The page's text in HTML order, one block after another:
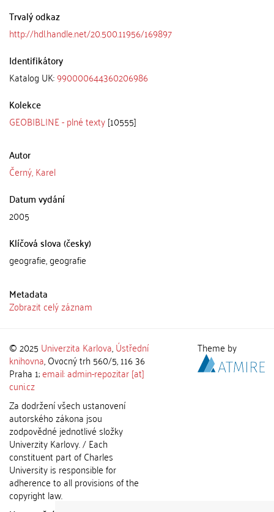
Trvalý odkaz
http://hdl.handle.net/20.500.11956/169897
Identifikátory
Katalog UK:990000644360206986
Kolekce
GEOBIBLINE - plné texty[10555]
Autor
Černý, Karel
Datum vydání
2005
Klíčová slova (česky)
geografie, geografie
Metadata
Zobrazit celý záznam
© 2025 Univerzita Karlova,Ústřední
knihovna, Ovocný trh 560/5, 116 36
Praha 1;email: admin-repozitar [at]
cuni.cz
Za dodržení všech ustanovení
autorského zákona jsou
zodpovědné jednotlivé složky
Univerzity Karlovy. / Each
constituent part of Charles
University is responsible for
adherence to all provisions of the
copyright law.
Theme by